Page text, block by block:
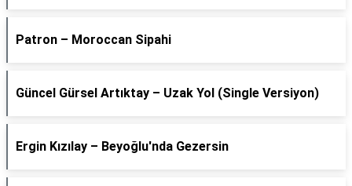
Patron – Moroccan Sipahi
Güncel Gürsel Artıktay – Uzak Yol (Single Versiyon)
Ergin Kızılay – Beyoğlu'nda Gezersin